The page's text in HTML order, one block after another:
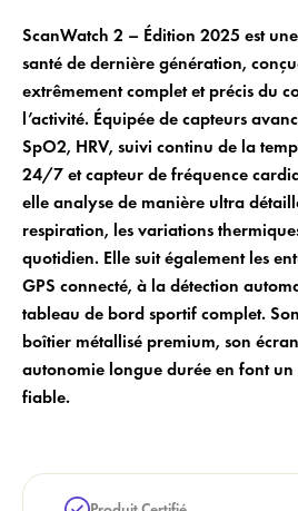
ScanWatch 2 – Édition 2025 est
santé de dernière génération,
extrêmement complet et précis du
l’activité. Équipée de capteurs
SpO2, HRV, suivi continu de la
24/7 et capteur de fréquence
elle analyse de manière ultra
respiration, les variations
quotidien. Elle suit également les
GPS connecté, à la détection
tableau de bord sportif complet.
boîtier métallisé premium, son
autonomie longue durée en font
fiable.
Ajouter à la liste de souhaits
add_circle_outline
Créer une liste de souhaits
Nom de la liste de souhaits
Login
Vous devez être connecté pour enregistrer
de souhaits.
Annuler